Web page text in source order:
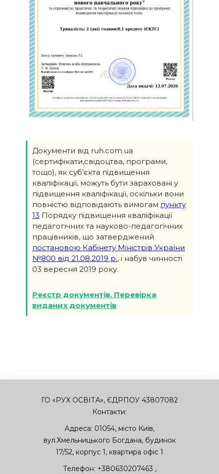
Документи від ruh.com.ua
(сертифікати,свідоцтва, програми,
тощо), як суб’єкта підвищення
кваліфікації, можуть бути зараховані у
підвищення кваліфікації, оскільки вони
повністю відповідають вимогам пункту
13 Порядку підвищення кваліфікації
педагогічних та науково-педагогічних
працівників, що затверджений
постановою Кабінету Міністрів України
№800 від 21.08.2019 р., і набув чинності
03 вересня 2019 року.
Реєстр документів. Перевірка
виданих документів
ГО «РУХ ОСВІТА», ЄДРПОУ 43807082
Контакти:
Адреса: 01054, місто Київ,
вул.Хмельницького Богдана, будинок
17/52, корпус 1, квартира офіс 1
Телефон: +380630207463 ,